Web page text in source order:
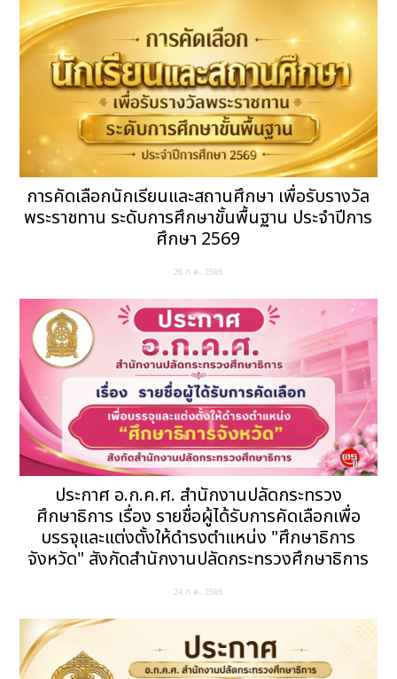
การคัดเลือกนักเรียนและสถานศึกษา เพื่อรับรางวัล
พระราชทาน ระดับการศึกษาขั้นพื้นฐาน ประจำปีการ
ศึกษา 2569
26 ก.ค. 2569
ประกาศ อ.ก.ค.ศ. สำนักงานปลัดกระทรวง
ศึกษาธิการ เรื่อง รายชื่อผู้ได้รับการคัดเลือกเพื่อ
บรรจุและแต่งตั้งให้ดำรงตำแหน่ง "ศึกษาธิการ
จังหวัด" สังกัดสำนักงานปลัดกระทรวงศึกษาธิการ
24 ก.ค. 2569